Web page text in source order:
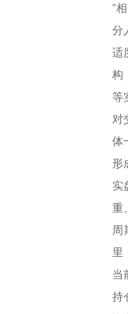
”
分
适
构
等
对
体
形
实
重
里
当
持